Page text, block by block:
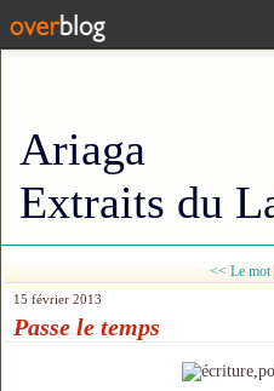
Ariaga
Extraits du
<< Le mot
15 février 2013
Passe le temps